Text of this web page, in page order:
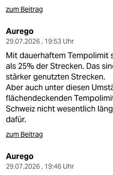
zum Beitrag
Aurego
29.07.2026 , 19:53 Uhr
Mit dauerhaftem Tempolimit
als 25% der Strecken. Das
stärker genutzten Strecken.
Aber auch unter diesen
flächendeckenden
Schweiz nicht wesentlich
dafür.
zum Beitrag
Aurego
29.07.2026 , 19:46 Uhr